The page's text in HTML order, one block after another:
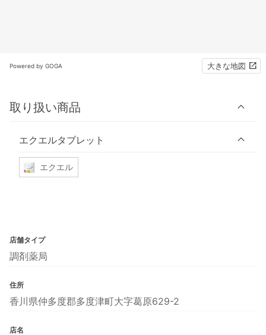
Powered by GOGA 大きな地図
取り扱い商品
エクエルタブレット
エクエル
店舗タイプ
調剤薬局
住所
香川県仲多度郡多度津町大字葛原629-2
店名